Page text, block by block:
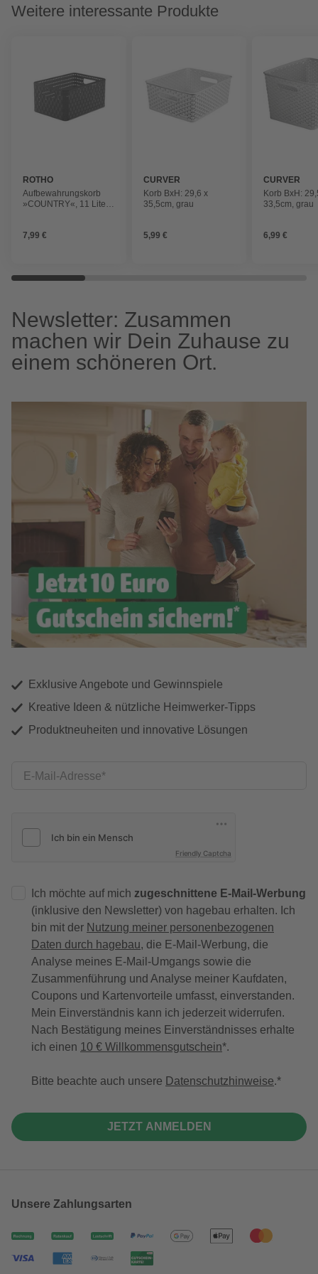
Weitere interessante Produkte
ROTHO
Aufbewahrungskorb
»COUNTRY«, 11 Liter,
7,99 €
CURVER
Korb BxH: 29,6 x
35,5cm, grau
5,99 €
CURVER
Korb BxH:
33,5cm, grau
6,99 €
Newsletter: Zusammen
machen wir Dein Zuhause zu
einem schöneren Ort.
Exklusive Angebote und Gewinnspiele
Kreative Ideen & nützliche Heimwerker-Tipps
Produktneuheiten und innovative Lösungen
E-Mail-Adresse
Friendly Captcha
Ich möchte auf mich zugeschnittene E-Mail-Werbung
(inklusive den Newsletter) von hagebau erhalten. Ich
bin mit der Nutzung meiner personenbezogenen
Daten durch hagebau, die E-Mail-Werbung, die
Analyse meines E-Mail-Umgangs sowie die
Zusammenführung und Analyse meiner Kaufdaten,
Coupons und Kartenvorteile umfasst, einverstanden.
Mein Einverständnis kann ich jederzeit widerrufen.
Nach Bestätigung meines Einverständnisses erhalte
ich einen 10 € Willkommensgutschein*.
Bitte beachte auch unsere Datenschutzhinweise.
JETZT ANMELDEN
Unsere Zahlungsarten